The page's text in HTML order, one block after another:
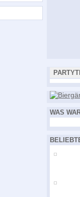
WAS